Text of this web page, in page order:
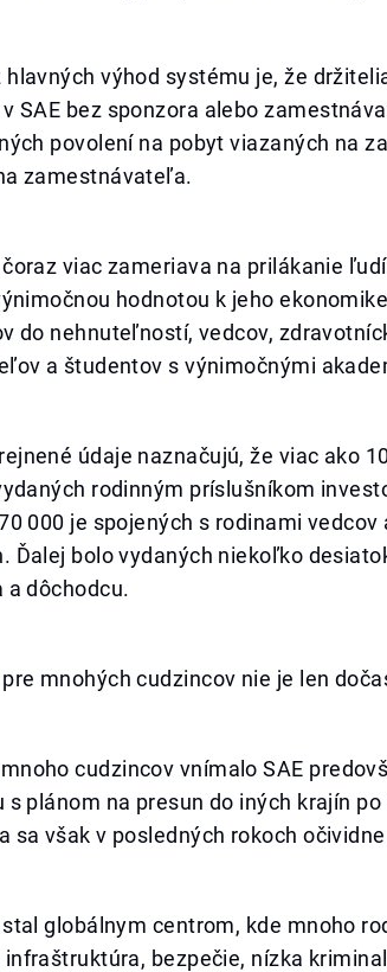
hlavných výhod systému je, že
SAE bez sponzora alebo
povolení na pobyt viazaných na
zamestnávateľa.
viac zameriava na prilákanie
hodnotou k jeho
do nehnuteľností, vedcov,
a študentov s výnimočnými
údaje naznačujú, že viac ako
rodinným príslušníkom
000 je spojených s rodinami vedcov
Ďalej bolo vydaných niekoľko
a dôchodcu.
mnohých cudzincov nie je len
cudzincov vnímalo SAE
s plánom na presun do iných krajín
sa však v posledných rokoch
globálnym centrom, kde mnoho
infraštruktúra, bezpečie, nízka